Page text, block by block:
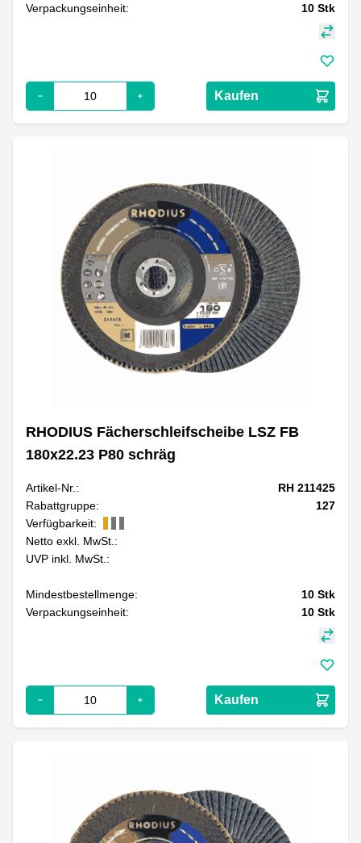
Verpackungseinheit:
10 Stk
Kaufen
RHODIUS Fächerschleifscheibe LSZ FB
180x22.23 P80 schräg
Artikel-Nr.:
RH 211425
Rabattgruppe:
127
Verfügbarkeit:
Netto exkl. MwSt.:
UVP inkl. MwSt.:
Mindestbestellmenge: 10 Stk
Verpackungseinheit:
10 Stk
Kaufen